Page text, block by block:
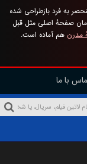
به فرد بازطراحی شده
صفحهٔ اصلی مثل قبل
مدرن هم آماده است.
با ما